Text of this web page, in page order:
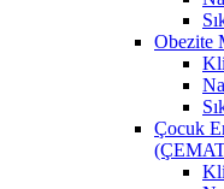
Obezite
Çocuk